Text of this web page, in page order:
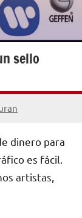
sello
dinero para
es fácil.
artistas,